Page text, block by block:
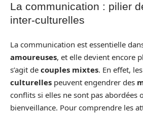
La communication : pilier
inter-culturelles
La communication est essentielle
amoureuses, et elle devient encore
s’agit de couples mixtes. En effet, les
culturelles peuvent engendrer des
conflits si elles ne sont pas abordées
bienveillance. Pour comprendre les